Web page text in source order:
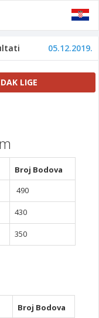
05.12.2019.
LIGE
Broj Bodova
490
430
350
Broj Bodova